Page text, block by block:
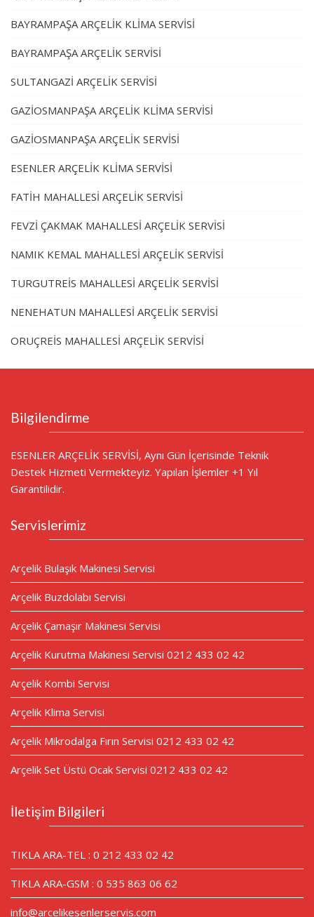
BAYRAMPAŞA ARÇELİK KLİMA SERVİSİ
BAYRAMPAŞA ARÇELİK SERVİSİ
SULTANGAZİ ARÇELİK SERVİSİ
GAZİOSMANPAŞA ARÇELİK KLİMA SERVİSİ
GAZİOSMANPAŞA ARÇELİK SERVİSİ
ESENLER ARÇELİK KLİMA SERVİSİ
FATİH MAHALLESİ ARÇELİK SERVİSİ
FEVZİ ÇAKMAK MAHALLESİ ARÇELİK SERVİSİ
NAMIK KEMAL MAHALLESİ ARÇELİK SERVİSİ
TURGUTREİS MAHALLESİ ARÇELİK SERVİSİ
NENEHATUN MAHALLESİ ARÇELİK SERVİSİ
ORUÇREİS MAHALLESİ ARÇELİK SERVİSİ
Bilgilendirme
ESENLER ARÇELİK SERVİSİ, Aynı Gün İçerisinde Teknik
Destek Hizmeti Vermekteyiz. Yapılan İşlemler +1 Yıl
Garantilidir.
Servislerimiz
Arçelik Bulaşık Makinesi Servisi
Arçelik Buzdolabı Servisi
Arçelik Çamaşır Makinesi Servisi
Arçelik Kurutma Makinesi Servisi 0212 433 02 42
Arçelik Kombi Servisi
Arçelik Klima Servisi
Arçelik Mikrodalga Fırın Servisi 0212 433 02 42
Arçelik Set Üstü Ocak Servisi 0212 433 02 42
İletişim Bilgileri
TIKLA ARA-TEL : 0 212 433 02 42
TIKLA ARA-GSM : 0 535 863 06 62
info@arcelikesenlerservis.com